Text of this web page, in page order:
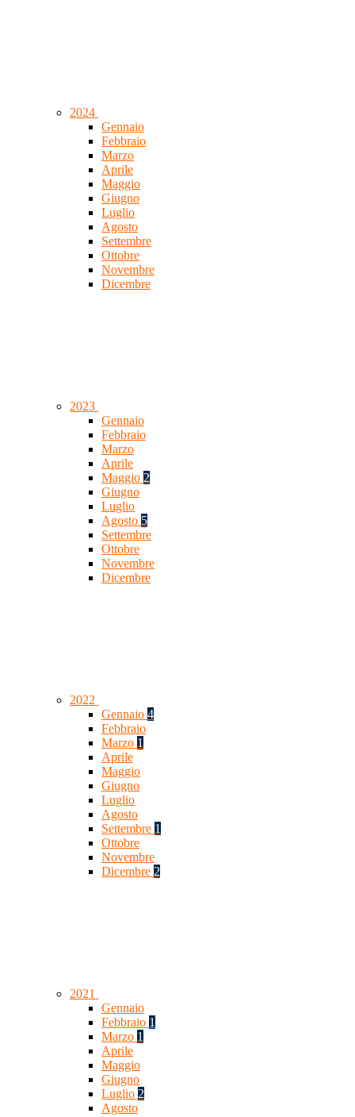
2024
Gennaio
Febbraio
Marzo
Aprile
Maggio
Giugno
Luglio
Agosto
Settembre
Ottobre
Novembre
Dicembre
2023
Gennaio
Febbraio
Marzo
Aprile
Maggio 2
Giugno
Luglio
Agosto 5
Settembre
Ottobre
Novembre
Dicembre
2022
Gennaio 4
Febbraio
Marzo 1
Aprile
Maggio
Giugno
Luglio
Agosto
Settembre 1
Ottobre
Novembre
Dicembre 2
2021
Gennaio
Febbraio 1
Marzo 1
Aprile
Maggio
Giugno
Luglio 2
Agosto